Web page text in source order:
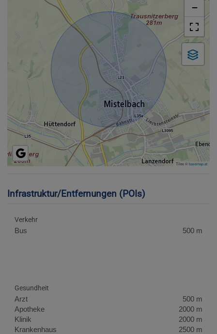
−
Tiles ©basemap.at
Infrastruktur/Entfernungen (POIs)
Verkehr
Bus 500 m
Gesundheit
Arzt
500 m
Apotheke
2000 m
Klinik
2000 m
Krankenhaus
2500 m